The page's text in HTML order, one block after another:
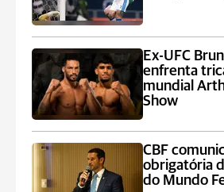
Ex-UFC
enfrenta
mundial
Show
CBF
obrigatória
do Mundo